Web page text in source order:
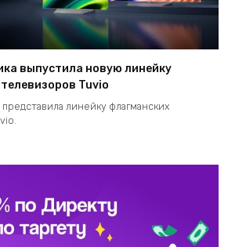
выпустила новую линейку
Tuvio
линейку флагманских